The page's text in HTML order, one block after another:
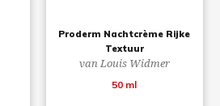
Proderm Nachtcrème Rijke
Textuur
van Louis Widmer
50 ml